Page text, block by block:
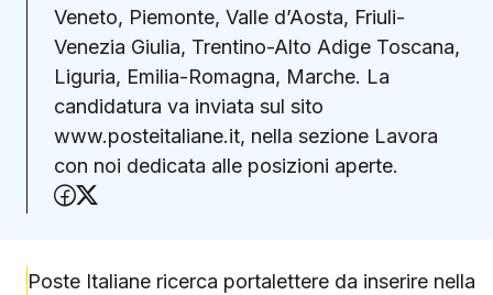
Veneto, Piemonte, Valle d’Aosta, Friuli-
Venezia Giulia, Trentino-Alto Adige Toscana,
Liguria, Emilia-Romagna, Marche. La
candidatura va inviata sul sito
www.posteitaliane.it, nella sezione Lavora
con noi dedicata alle posizioni aperte.
Condividi su Facebook
Poste Italiane ricerca portalettere da inserire nella